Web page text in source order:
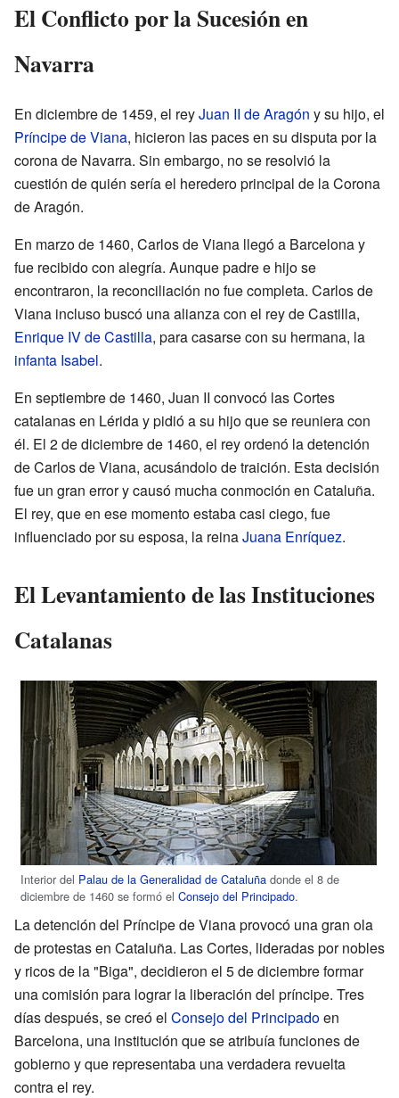
El Conflicto por la Sucesión en
Navarra
En diciembre de 1459, el reyJuan II de Aragón y su hijo, el
Príncipe de Viana, hicieron las paces en su disputa por la
corona de Navarra. Sin embargo, no se resolvió la
cuestión de quién sería el heredero principal de la Corona
de Aragón.
En marzo de 1460, Carlos de Viana llegó a Barcelona y
fue recibido con alegría. Aunque padre e hijo se
encontraron, la reconciliación no fue completa. Carlos de
Viana incluso buscó una alianza con el rey de Castilla,
Enrique IV de Castilla, para casarse con su hermana, la
infanta Isabel.
En septiembre de 1460, Juan II convocó las Cortes
catalanas en Lérida y pidió a su hijo que se reuniera con
él. El 2 de diciembre de 1460, el rey ordenó la detención
de Carlos de Viana, acusándolo de traición. Esta decisión
fue un gran error y causó mucha conmoción en Cataluña.
El rey, que en ese momento estaba casi ciego, fue
influenciado por su esposa, la reinaJuana Enríquez.
El Levantamiento de las Instituciones
Catalanas
Interior del Palau de la Generalidad de Cataluña donde el 8 de
diciembre de 1460 se formó el Consejo del Principado.
La detención del Príncipe de Viana provocó una gran ola
de protestas en Cataluña. Las Cortes, lideradas por nobles
y ricos de la "Biga", decidieron el 5 de diciembre formar
una comisión para lograr la liberación del príncipe. Tres
días después, se creó el Consejo del Principadoen
Barcelona, una institución que se atribuía funciones de
gobierno y que representaba una verdadera revuelta
contra el rey.